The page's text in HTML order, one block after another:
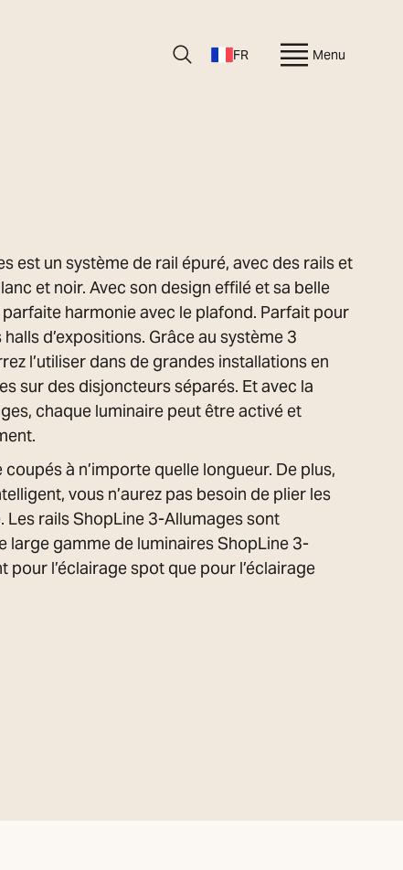
FR Menu
est un système de rail épuré, avec des rails et
et noir. Avec son design effilé et sa belle
harmonie avec le plafond. Parfait pour
d’expositions. Grâce au système 3
l’utiliser dans de grandes installations en
sur des disjoncteurs séparés. Et avec la
chaque luminaire peut être activé et
à n’importe quelle longueur. De plus,
vous n’aurez pas besoin de plier les
Les rails ShopLine 3-Allumages sont
large gamme de luminaires ShopLine 3-
pour l’éclairage spot que pour l’éclairage